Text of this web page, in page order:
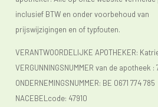
inclusief BTW en onder voorbehoud van
prijswijzigingen en of typfouten.
VERANTWOORDELIJKE APOTHEKER:
VERGUNNINGSNUMMER van de apotheek :
ONDERNEMINGSNUMMER: BE 0671 774 785
NACEBELcode: 47910